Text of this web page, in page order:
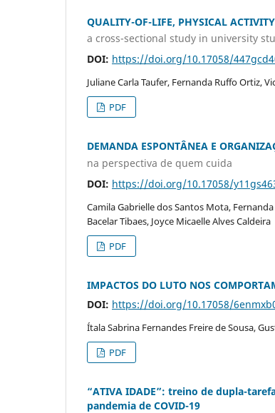
QUALITY-OF-LIFE, PHYSICAL
a cross-sectional study in university
DOI: https://doi.org/10.17058/
Juliane Carla Taufer, Fernanda Ruffo Ortiz,
PDF
DEMANDA ESPONTÂNEA E
na perspectiva de quem cuida
DOI: https://doi.org/10.17058/
Camila Gabrielle dos Santos Mota,
Bacelar Tibaes, Joyce Micaelle Alves Caldeira
PDF
IMPACTOS DO LUTO NOS
DOI: https://doi.org/10.17058/
Ítala Sabrina Fernandes Freire de Sousa,
PDF
“ATIVA IDADE”: treino de dupla-
pandemia de COVID-19